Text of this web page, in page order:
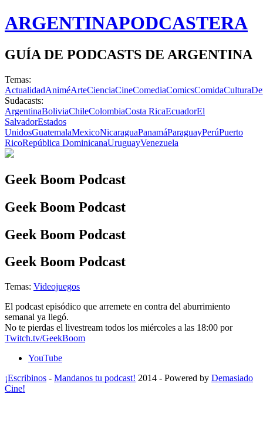
ARGENTINAPODCASTERA
GUÍA DE PODCASTS DE ARGENTINA
Temas:
ActualidadAniméArteCienciaCineComediaComicsComidaCultura
Sudacasts:
ArgentinaBoliviaChileColombiaCosta RicaEcuadorEl
SalvadorEstados
UnidosGuatemalaMexicoNicaraguaPanamáParaguayPerúPuerto
RicoRepública DominicanaUruguayVenezuela
Geek Boom Podcast
Geek Boom Podcast
Geek Boom Podcast
Geek Boom Podcast
Temas: Videojuegos
El podcast episódico que arremete en contra del aburrimiento
semanal ya llegó.
No te pierdas el livestream todos los miércoles a las 18:00 por
Twitch.tv/GeekBoom
YouTube
¡Escribinos - Mandanos tu podcast! 2014 - Powered by Demasiado
Cine!